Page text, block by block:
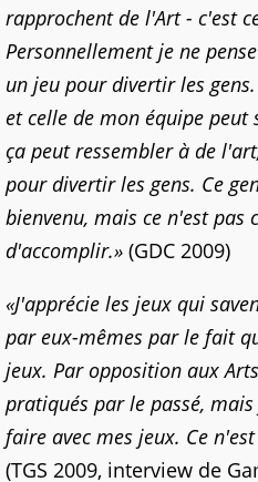
rapprochent de l'Art - c'est
Personnellement je ne
un jeu pour divertir les
et celle de mon équipe
ça peut ressembler à de
pour divertir les gens. Ce
bienvenu, mais ce n'est pas
d'accomplir.» (GDC 2009)
«J'apprécie les jeux qui
par eux-mêmes par le fait
jeux. Par opposition aux
pratiqués par le passé,
faire avec mes jeux. Ce
(TGS 2009, interview de